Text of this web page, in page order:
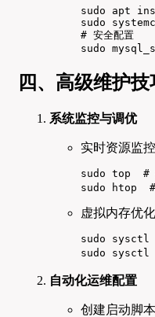
sudo apt
sudo
# 安全配置
sudo
四、高级维护技
系统监控与调优
实时资源监控
sudo top  #
sudo htop  #
虚拟内存优化
sudo sysctl -
sudo sysctl
自动化运维配置
创建启动脚本